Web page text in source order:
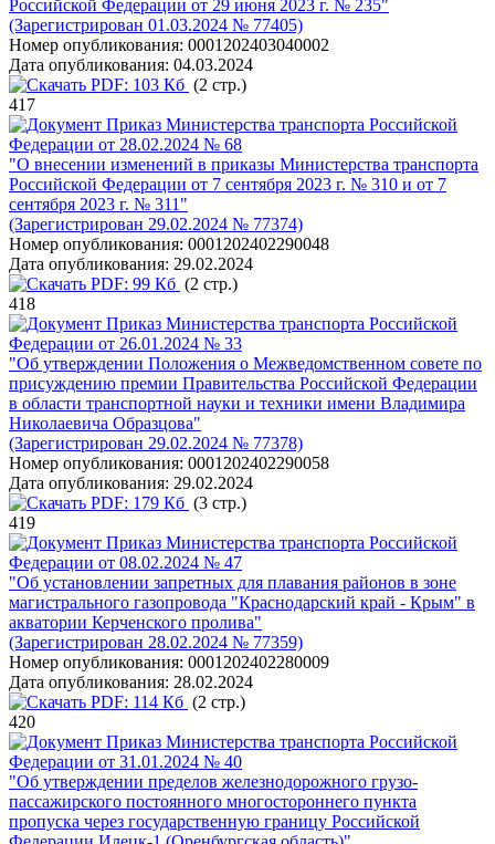
Российской Федерации от 29 июня 2023 г. № 235"
(Зарегистрирован 01.03.2024 № 77405)
Номер опубликования: 0001202403040002
Дата опубликования: 04.03.2024
PDF: 103 Кб (2 стр.)
417
Приказ Министерства транспорта Российской
Федерации от 28.02.2024 № 68
"О внесении изменений в приказы Министерства транспорта
Российской Федерации от 7 сентября 2023 г. № 310 и от 7
сентября 2023 г. № 311"
(Зарегистрирован 29.02.2024 № 77374)
Номер опубликования: 0001202402290048
Дата опубликования: 29.02.2024
PDF: 99 Кб (2 стр.)
418
Приказ Министерства транспорта Российской
Федерации от 26.01.2024 № 33
"Об утверждении Положения о Межведомственном совете по
присуждению премии Правительства Российской Федерации
в области транспортной науки и техники имени Владимира
Николаевича Образцова"
(Зарегистрирован 29.02.2024 № 77378)
Номер опубликования: 0001202402290058
Дата опубликования: 29.02.2024
PDF: 179 Кб (3 стр.)
419
Приказ Министерства транспорта Российской
Федерации от 08.02.2024 № 47
"Об установлении запретных для плавания районов в зоне
магистрального газопровода "Краснодарский край - Крым" в
акватории Керченского пролива"
(Зарегистрирован 28.02.2024 № 77359)
Номер опубликования: 0001202402280009
Дата опубликования: 28.02.2024
PDF: 114 Кб (2 стр.)
420
Приказ Министерства транспорта Российской
Федерации от 31.01.2024 № 40
"Об утверждении пределов железнодорожного грузо-
пассажирского постоянного многостороннего пункта
пропуска через государственную границу Российской